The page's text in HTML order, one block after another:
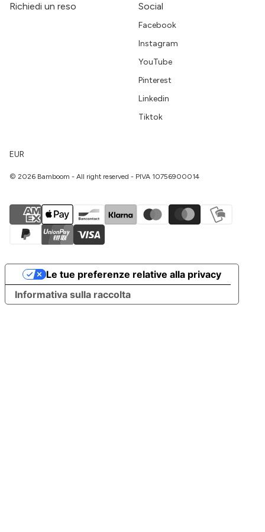
Richiedi un reso Social
Facebook
Instagram
YouTube
Pinterest
Linkedin
Tiktok
EUR
© 2026 Bamboom - All right reserved - PIVA 10756900014
Informativa sulla raccolta
Le tue preferenze relative alla privacy